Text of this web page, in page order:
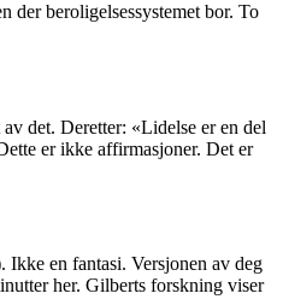
der beroligelsessystemet bor. To
det. Deretter: «Lidelse er en del
er ikke affirmasjoner. Det er
Ikke en fantasi. Versjonen av deg
her. Gilberts forskning viser